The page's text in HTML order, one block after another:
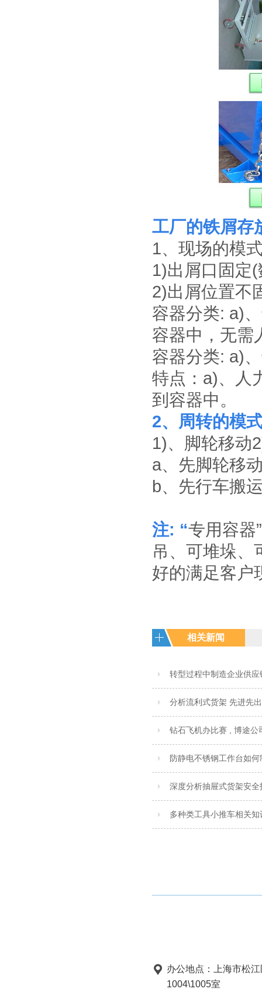
工厂的铁屑存
1、现场的模
1)出屑口固定
2)出屑位置不
容器分类: a)
容器中，无需
容器分类: a)
特点：a)、人
到容器中。
2、周转的模
1)、脚轮移动
a、先脚轮移
b、先行车搬
注: “专用容器
吊、可堆垛、
好的满足客户
相关新闻
转型过程中制造企业供
分析流利式货架 先进先
钻石飞机办比赛 , 博途公
防静电不锈钢工作台如
深度分析抽屉式货架安全
多种类工具小推车相关知
办公地点：上海市松
1004\1005室